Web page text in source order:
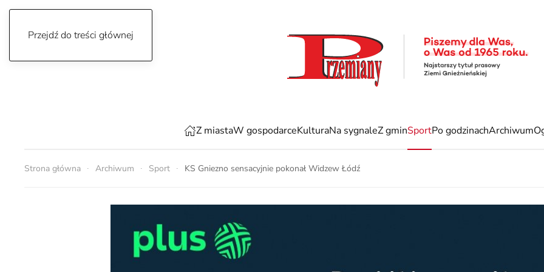
Przejdź do treści głównej
Z miastaW gospodarceKulturaNa sygnaleZ gminSportPo godzinachArchiwum
Strona główna Archiwum Sport KS Gniezno sensacyjnie pokonał Widzew Łódź